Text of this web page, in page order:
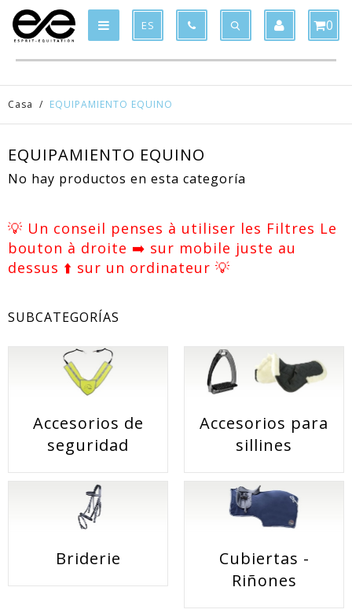
ES 0
Casa / EQUIPAMIENTO EQUINO
EQUIPAMIENTO EQUINO
No hay productos en esta categoría
💡 Un conseil penses à utiliser les Filtres Le
bouton à droite ➡️ sur mobile juste au
dessus ⬆️ sur un ordinateur 💡
SUBCATEGORÍAS
Accesorios de
seguridad
Accesorios para
sillines
Briderie
Cubiertas -
Riñones
Product added to the cart x
Product deleted from the cart x